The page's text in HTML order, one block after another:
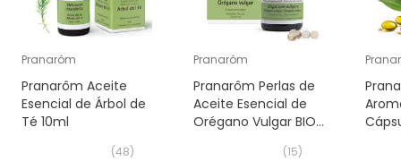
Pranarôm
Pranarôm Aceite
Esencial de Árbol de
Té 10ml
(48)
Pranarôm
Pranarôm Perlas de
Aceite Esencial de
Orégano Vulgar BIO
(15)